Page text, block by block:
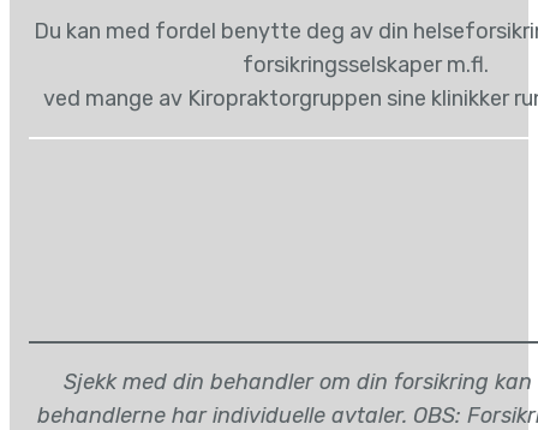
Du kan med fordel benytte deg av din
forsikringsselskaper m.fl.
ved mange av Kiropraktorgruppen sine klinikker
Sjekk med din behandler om din forsikring
behandlerne har individuelle avtaler. OBS: